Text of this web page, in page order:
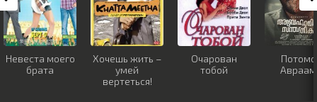
Невеста моего
брата
Хочешь жить –
умей
вертеться!
Очарован
тобой